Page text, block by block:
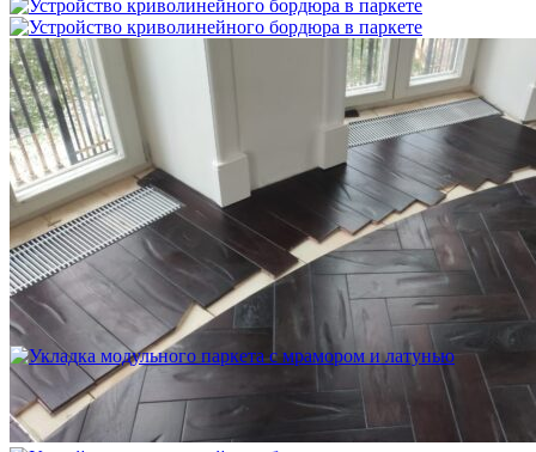
Устройство криволинейного бордюра в паркете
2 500 ₽